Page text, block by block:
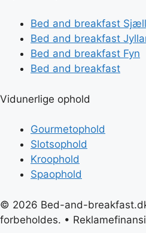
Bed and breakfast
Bed and breakfast
Bed and breakfast Fyn
Bed and breakfast
Vidunerlige ophold
Gourmetophold
Slotsophold
Kroophold
Spaophold
© 2026 Bed-and-
forbeholdes. •